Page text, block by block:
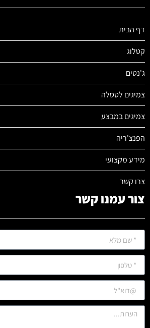
דף הבית
קטלוג
ג'נטים
צמיגים לטסלה
צמיגים במבצע
הפנצ'ריה
מידע מקצועי
צרו קשר
צור עמנו קשר